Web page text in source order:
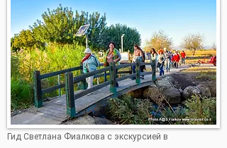
Гид Светлана Фиалкова с экскурсией в